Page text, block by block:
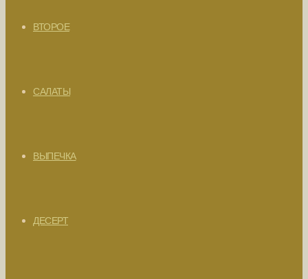
ВТОРОЕ
САЛАТЫ
ВЫПЕЧКА
ДЕСЕРТ